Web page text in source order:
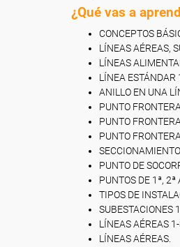
¿Qué vas a
CONCEPTOS
LÍNEAS AÉREAS,
LÍNEAS
LÍNEA ESTÁNDAR
ANILLO EN UNA
PUNTO FRONTERA.
PUNTO
PUNTO
PUNTO DE
PUNTOS DE 1ª, 2ª
TIPOS DE
SUBESTACIONES
LÍNEAS AÉREAS
LÍNEAS AÉREAS.